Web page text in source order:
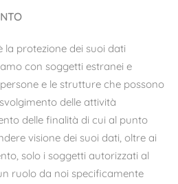
protezione dei suoi dati
con soggetti estranei e
e le strutture che possono
delle attività
delle finalità di cui al punto
visione dei suoi dati, oltre ai
solo i soggetti autorizzati al
ruolo da noi specificamente